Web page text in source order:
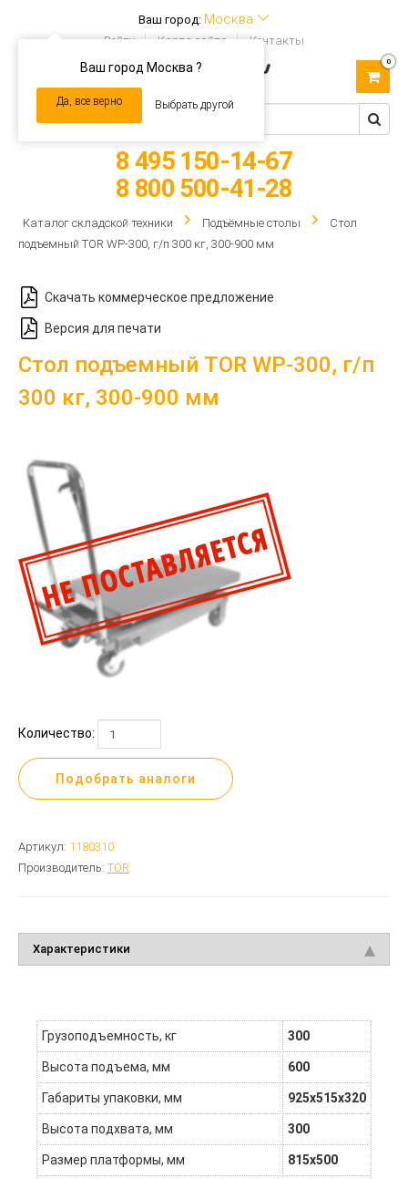
Ваш город: Москва
Ваш город Москва ?
Да, все верно Выбрать другой
Войти Карта сайта Контакты
navigation
0
8 495 150-14-67
8 800 500-41-28
Каталог складской техники Подъёмные столы
Стол
подъемный TOR WP-300, г/п 300 кг, 300-900 мм
Скачать коммерческое предложение
Версия для печати
Стол подъемный TOR WP-300, г/п
300 кг, 300-900 мм
Количество:
Подобрать аналоги
Артикул: 1180310
Производитель: TOR
Характеристики
Грузоподъемность, кг 300
Высота подъема, мм 600
Габариты упаковки, мм 925х515х320
Высота подхвата, мм 300
Размер платформы, мм 815x500